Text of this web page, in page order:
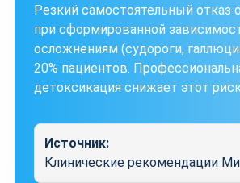
Резкий самостоятельный отказ
при сформированной
осложнениям (судороги,
20% пациентов.
детоксикация снижает этот риск
Источник:
Клинические рекомендации